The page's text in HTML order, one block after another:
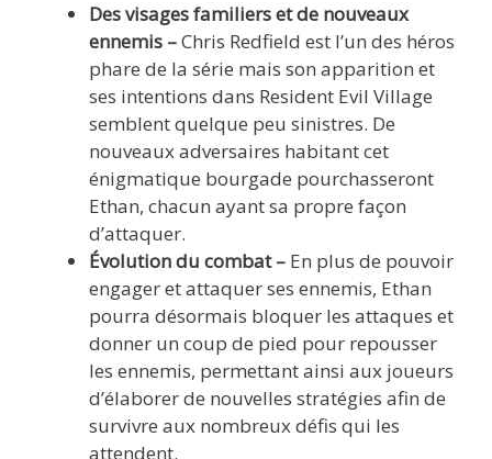
Des visages familiers et de nouveaux
ennemis –Chris Redfield est l’un des héros
phare de la série mais son apparition et
ses intentions dans Resident Evil Village
semblent quelque peu sinistres. De
nouveaux adversaires habitant cet
énigmatique bourgade pourchasseront
Ethan, chacun ayant sa propre façon
d’attaquer.
Évolution du combat – En plus de pouvoir
engager et attaquer ses ennemis, Ethan
pourra désormais bloquer les attaques et
donner un coup de pied pour repousser
les ennemis, permettant ainsi aux joueurs
d’élaborer de nouvelles stratégies afin de
survivre aux nombreux défis qui les
attendent.